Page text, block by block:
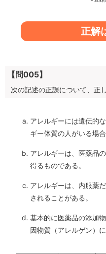
正解
【問005】
次の記述の正誤について、正
アレルギーには遺伝的
ギー体質の人がいる場
アレルギーは、医薬品
得るものである。
アレルギーは、内服薬
されることがある。
基本的に医薬品の添加
因物質（アレルゲン）に